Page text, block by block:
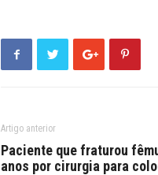
Artigo anterior
Paciente que fraturou
anos por cirurgia para